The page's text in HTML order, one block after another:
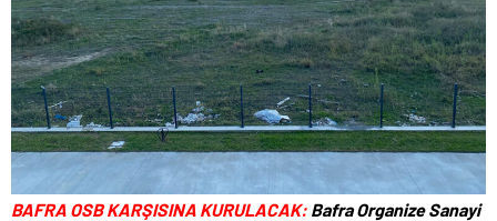
BAFRA OSB KARŞISINA KURULACAK: Bafra Organize Sanayi